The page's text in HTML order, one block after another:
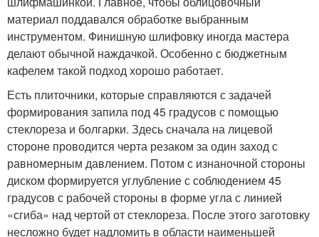
материал поддавался обработке выбранным
инструментом. Финишную шлифовку иногда мастера
делают обычной наждачкой. Особенно с бюджетным
кафелем такой подход хорошо работает.
Есть плиточники, которые справляются с задачей
формирования запила под 45 градусов с помощью
стеклореза и болгарки. Здесь сначала на лицевой
стороне проводится черта резаком за один заход с
равномерным давлением. Потом с изнаночной стороны
диском формируется углубление с соблюдением 45
градусов с рабочей стороны в форме угла с линией
«сгиба» над чертой от стеклореза. После этого заготовку
несложно будет надломить в области наименьшей